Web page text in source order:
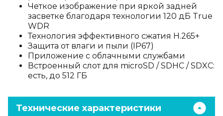
Четкое изображение при яркой задней
засветке благодаря технологии 120 дБ True
WDR
Технология эффективного сжатия H.265+
Защита от влаги и пыли (IP67)
Приложение с облачными службами
Встроенный слот для microSD / SDHC / SDXC:
есть, до 512 ГБ
Технические характеристики